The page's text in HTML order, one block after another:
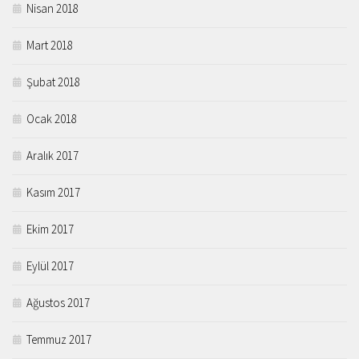
Nisan 2018
Mart 2018
Şubat 2018
Ocak 2018
Aralık 2017
Kasım 2017
Ekim 2017
Eylül 2017
Ağustos 2017
Temmuz 2017